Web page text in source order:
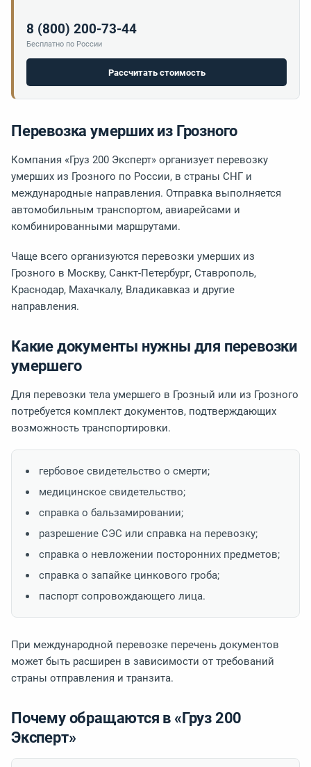
8 (800) 200-73-44
Бесплатно по России
Рассчитать стоимость
Перевозка умерших из Грозного
Компания «Груз 200 Эксперт» организует перевозку
умерших из Грозного по России, в страны СНГ и
международные направления. Отправка выполняется
автомобильным транспортом, авиарейсами и
комбинированными маршрутами.
Чаще всего организуются перевозки умерших из
Грозного в Москву, Санкт-Петербург, Ставрополь,
Краснодар, Махачкалу, Владикавказ и другие
направления.
Какие документы нужны для перевозки
умершего
Для перевозки тела умершего в Грозный или из Грозного
потребуется комплект документов, подтверждающих
возможность транспортировки.
гербовое свидетельство о смерти;
медицинское свидетельство;
справка о бальзамировании;
разрешение СЭС или справка на перевозку;
справка о невложении посторонних предметов;
справка о запайке цинкового гроба;
паспорт сопровождающего лица.
При международной перевозке перечень документов
может быть расширен в зависимости от требований
страны отправления и транзита.
Почему обращаются в «Груз 200
Эксперт»